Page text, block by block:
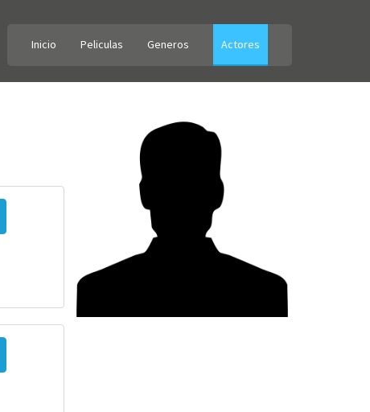
Inicio Peliculas Generos Actores